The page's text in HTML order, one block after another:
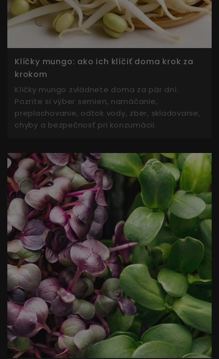
Klíčky mungo: ako ich klíčiť doma krok za
krokom
Klíčky mungo zvládnete doma za pár dní.
Pozrite si výber semien, namáčanie,
preplachovanie, odtok vody, zber, skladovanie,
chyby a bezpečnosť pri konzumácii.